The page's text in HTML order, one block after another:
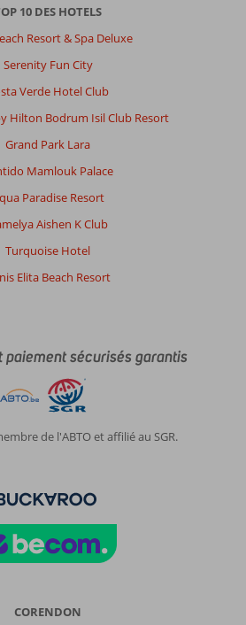
10 DES HOTELS
Resort & Spa Deluxe
Serenity Fun City
Verde Hotel Club
Hilton Bodrum Isil Club Resort
Grand Park Lara
Mamlouk Palace
Paradise Resort
Aishen K Club
Turquoise Hotel
Elita Beach Resort
paiement sécurisés garantis
de l'ABTO et affilié au SGR.
CORENDON